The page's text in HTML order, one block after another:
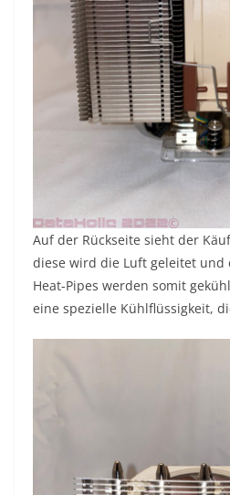
Auf der Rückseite sieht der
diese wird die Luft geleitet und
Heat-Pipes werden somit
eine spezielle Kühlflüssigkeit,